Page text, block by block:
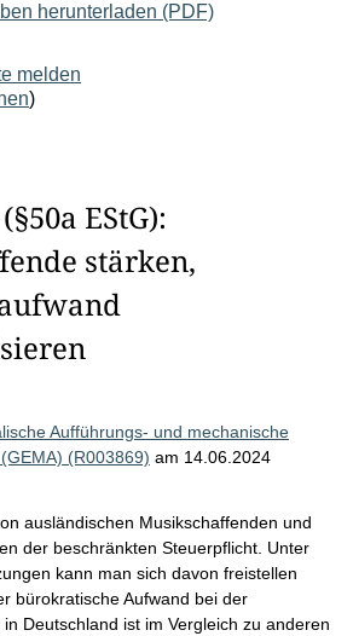
herunterladen (PDF)
melden
)
EStG):
stärken,
Aufführungs- und mechanische
(R003869) am 14.06.2024
ausländischen Musikschaffenden und
der beschränkten Steuerpflicht. Unter
kann man sich davon freistellen
bürokratische Aufwand bei der
Deutschland ist im Vergleich zu anderen